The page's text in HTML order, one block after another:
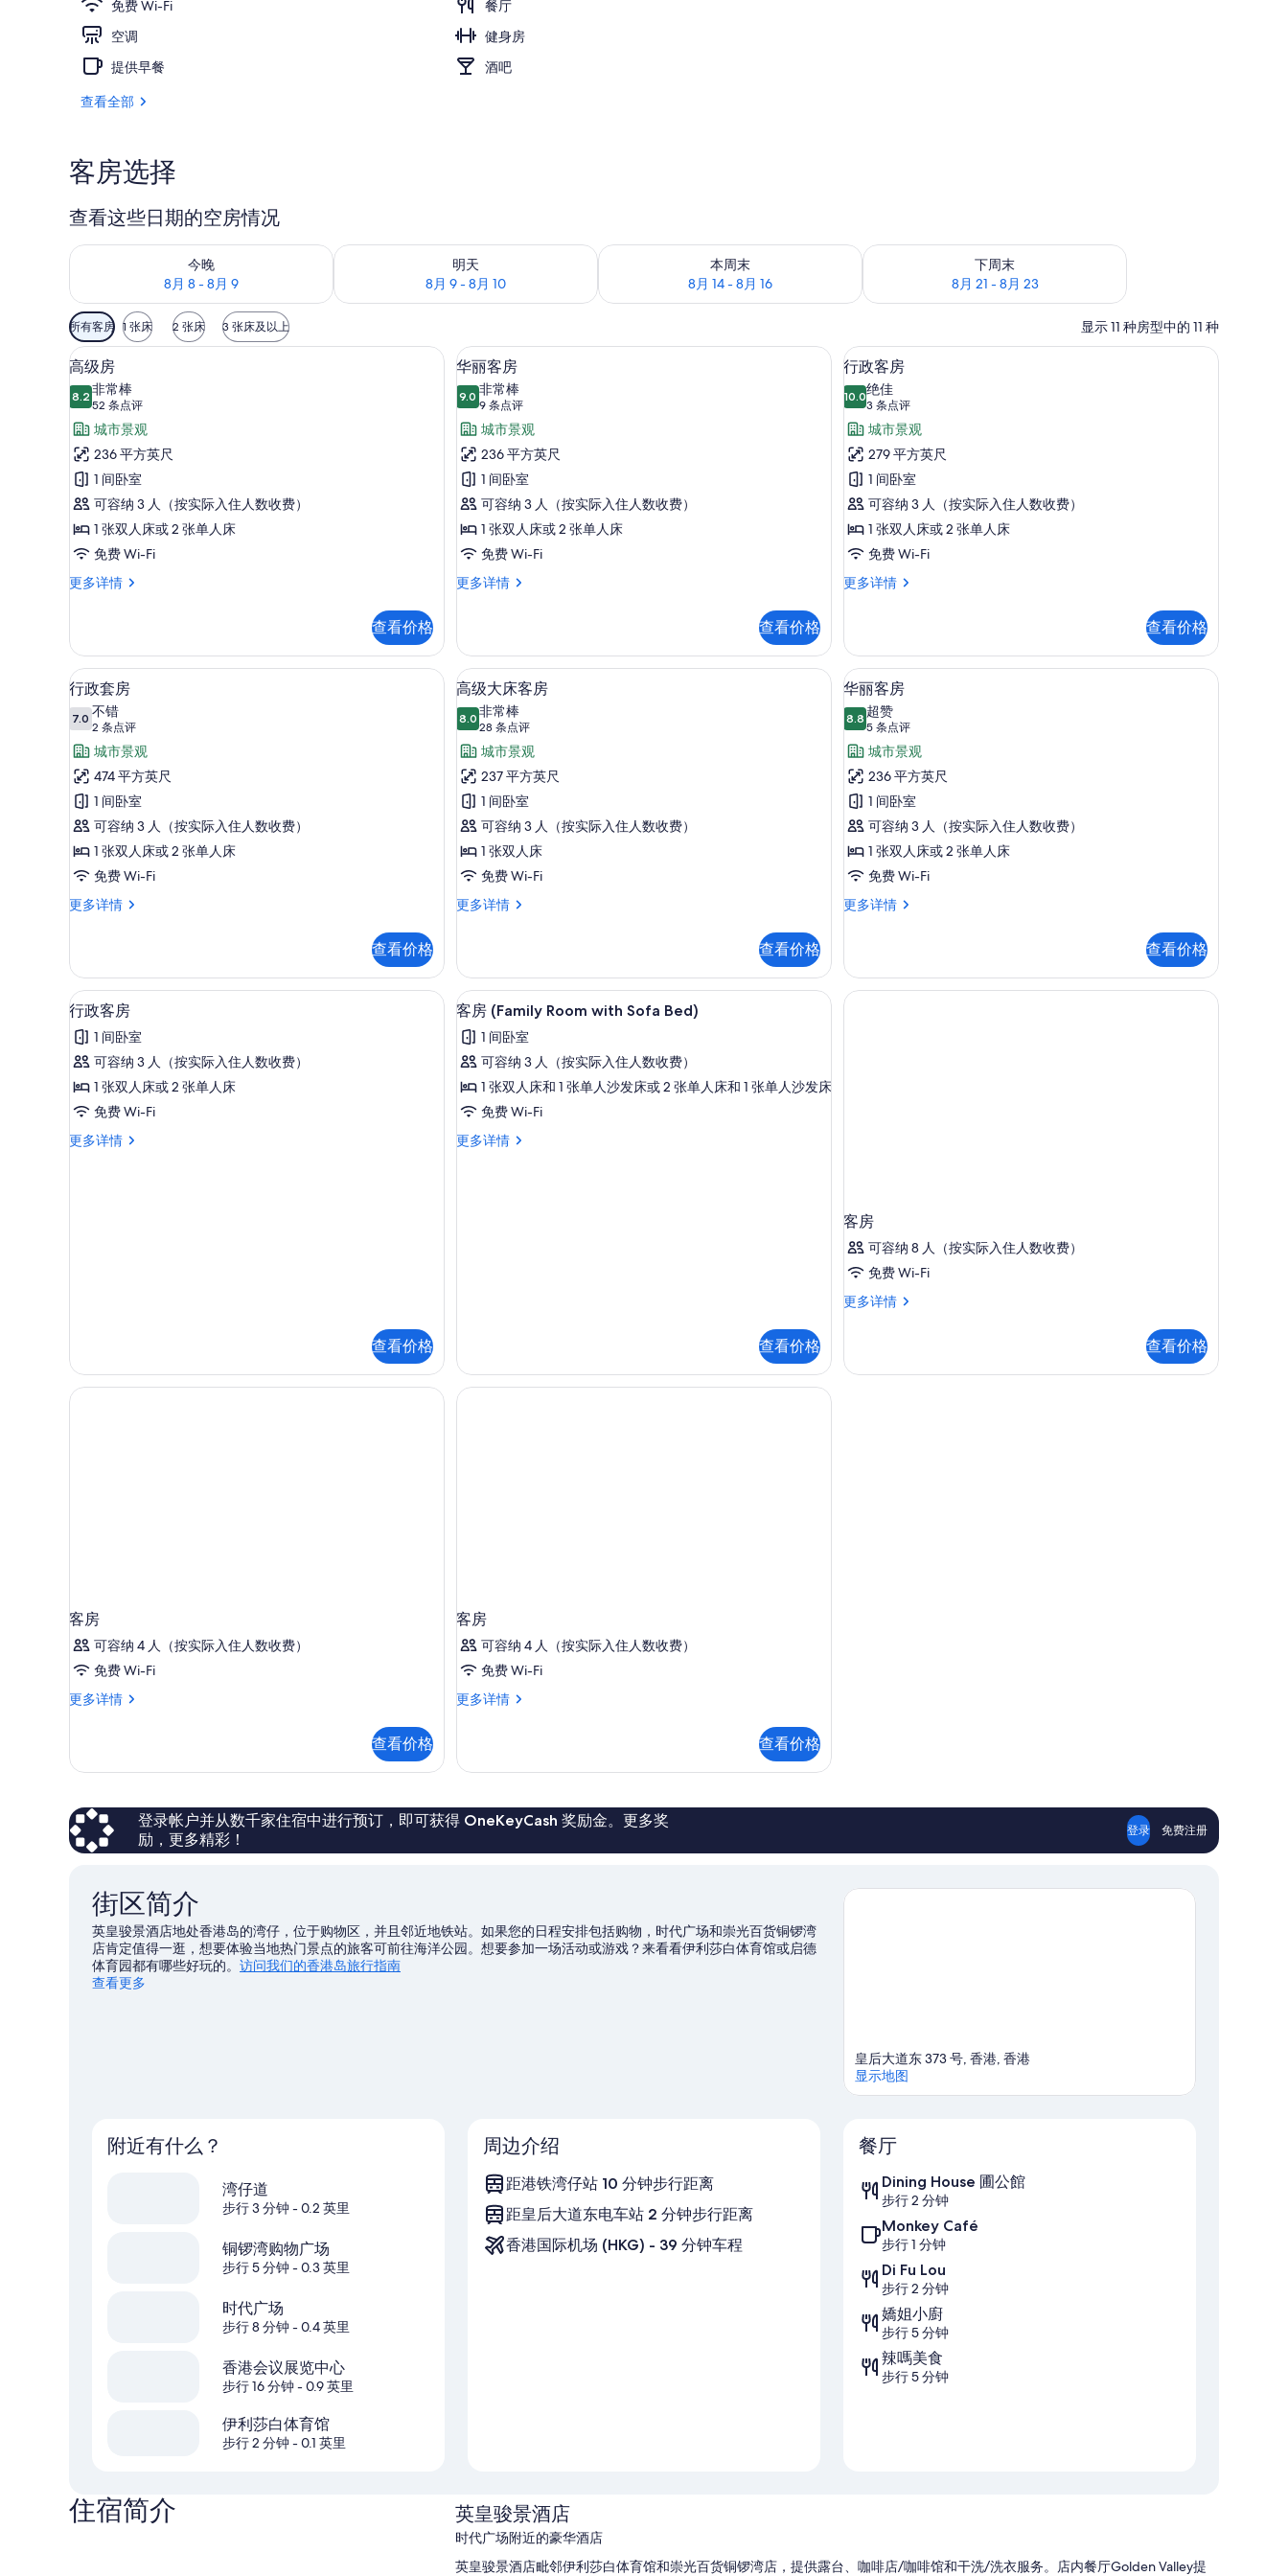
免费 Wi-Fi
餐厅
空调
健身房
提供早餐
酒吧
查看全部
客房选择
查看这些日期的空房情况
今晚
8月 8 - 8月 9
查看今晚的空房情况：8月 8 - 8月 9
明天
8月 9 - 8月 10
查看明天的空房情况：8月 9 - 8月 10
本周末
8月 14 - 8月 16
查看本周末的空房情况：8月 14 - 8月 16
下周末
8月 21 - 8月 23
查看下周末的空房情况：8月 21 - 8月 23
可
用
的
客
房
筛
选
条
件
所有客房 1 张床 2 张床 3 张床及以上 显示 11 种房型中的 11 种
显
示
高
级
房
的
所
有
照
片
客房内保险箱、办公桌、遮光窗帘、熨斗/熨板
7
高级房
8.28.2 分，满分 10 分
非常棒
52 条点评
(52
条
点
评)
城市景观
236 平方英尺
1 间卧室
可容纳 3 人（按实际入住人数收费）
1 张双人床或 2 张单人床
免费 Wi-Fi
更多详情
高
多
信
息
查看价格
显
示
华
丽
客
房
的
所
有
照
华丽客房 | 客房内保险箱、办公桌、遮光窗帘、熨斗/熨板
11
华丽客房
9.09.0 分，满分 10 分
非常棒
9 条点评
(9
条
点
评)
城市景观
236 平方英尺
1 间卧室
可容纳 3 人（按实际入住人数收费）
1 张双人床或 2 张单人床
免费 Wi-Fi
更多详情
华
更
多
信
查看价格
显
示
行
政
客
房
的
所
有
照
客房内保险箱、办公桌、遮光窗帘、熨斗/熨板
9
行政客房
10.010.0 分，满分 10 分
绝佳
3 条点评
(3
条
点
评)
城市景观
279 平方英尺
1 间卧室
可容纳 3 人（按实际入住人数收费）
1 张双人床或 2 张单人床
免费 Wi-Fi
更多详情
行
更
多
信
查看价格
显
示
行
政
套
房
的
所
有
照
行政套房 | 客房内保险箱、办公桌、遮光窗帘、熨斗/熨板
13
行政套房
7.07.0 分，满分 10 分
不错
2 条点评
(2
条
点
评)
城市景观
474 平方英尺
1 间卧室
可容纳 3 人（按实际入住人数收费）
1 张双人床或 2 张单人床
免费 Wi-Fi
更多详情
行
更
多
信
息
查看价格
显
示
高
级
大
床
客
房
的
所
片
客房内保险箱、办公桌、遮光窗帘、熨斗/熨板
4
高级大床客房
8.08.0 分，满分 10 分
非常棒
28 条点评
(28
条
点
评)
城市景观
237 平方英尺
1 间卧室
可容纳 3 人（按实际入住人数收费）
1 张双人床
免费 Wi-Fi
更多详情
高
客
房
更
信
息
查看价格
显
示
华
丽
客
房
的
所
有
照
华丽客房 | 客房内保险箱、办公桌、遮光窗帘
6
华丽客房
8.88.8 分，满分 10 分
超赞
5 条点评
(5
条
点
评)
城市景观
236 平方英尺
1 间卧室
可容纳 3 人（按实际入住人数收费）
1 张双人床或 2 张单人床
免费 Wi-Fi
更多详情
华
更
多
信
查看价格
显
示
行
政
客
的
客房内保险箱、办公桌、遮光窗帘、熨斗/熨板
4
行政客房
1 间卧室
可容纳 3 人（按实际入住人数收费）
1 张双人床或 2 张单人床
免费 Wi-Fi
更多详情
行
查看价格
显
示
客
房
(Family
Room
with
客房内保险箱、办公桌、遮光窗帘、熨斗/熨板
2
客房 (Family Room with Sofa Bed)
1 间卧室
可容纳 3 人（按实际入住人数收费）
1 张双人床和 1 张单人沙发床或 2 张单人床和 1 张单人沙发床
免费 Wi-Fi
更多详情
客
查看价格
客房
可容纳 8 人（按实际入住人数收费）
免费 Wi-Fi
更多详情
客
信
查看价格
客房
可容纳 4 人（按实际入住人数收费）
免费 Wi-Fi
更多详情
客
信
查看价格
客房
可容纳 4 人（按实际入住人数收费）
免费 Wi-Fi
更多详情
客
信
查看价格
登录帐户并从数千家住宿中进行预订，即可获得 OneKeyCash 奖励金。更多奖
励，更多精彩！
登录 免费注册
街区简介
英皇骏景酒店地处香港岛的湾仔，位于购物区，并且邻近地铁站。如果您的日程安排包括购物，时代广场和崇光百货铜锣湾
店肯定值得一逛，想要体验当地热门景点的旅客可前往海洋公园。想要参加一场活动或游戏？来看看伊利莎白体育馆或启德
体育园都有哪些好玩的。 访问我们的香港岛旅行指南
查看更多
皇后大道东 373 号, 香港, 香港
显示地图
附近有什么？
湾仔道
步行 3 分钟- 0.2 英里
铜锣湾购物广场
步行 5 分钟- 0.3 英里
时代广场
步行 8 分钟- 0.4 英里
香港会议展览中心
步行 16 分钟- 0.9 英里
伊利莎白体育馆
步行 2 分钟- 0.1 英里
周边介绍
距港铁湾仔站 10 分钟步行距离
距皇后大道东电车站 2 分钟步行距离
香港国际机场 (HKG) - 39 分钟车程
餐厅
Dining House 圃公館
步行 2 分钟
Monkey Café
步行 1 分钟
Di Fu Lou
步行 2 分钟
嬌姐小廚
步行 5 分钟
辣嗎美食
步行 5 分钟
住宿简介 英皇骏景酒店
时代广场附近的豪华酒店
英皇骏景酒店毗邻伊利莎白体育馆和崇光百货铜锣湾店，提供露台、咖啡店/咖啡馆和干洗/洗衣服务。店内餐厅Golden Valley提